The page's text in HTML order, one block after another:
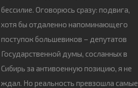
бессилие. Оговорюсь сразу: подвига,
хотя бы отдаленно напоминающего
поступок большевиков – депутатов
Государственной думы, сосланных в
Сибирь за антивоенную позицию, я не
ждал. Но реальность превзошла самые